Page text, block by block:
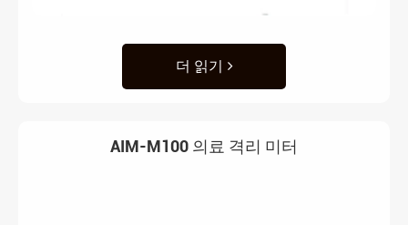
더 읽기
AIM-M100 의료 격리 미터